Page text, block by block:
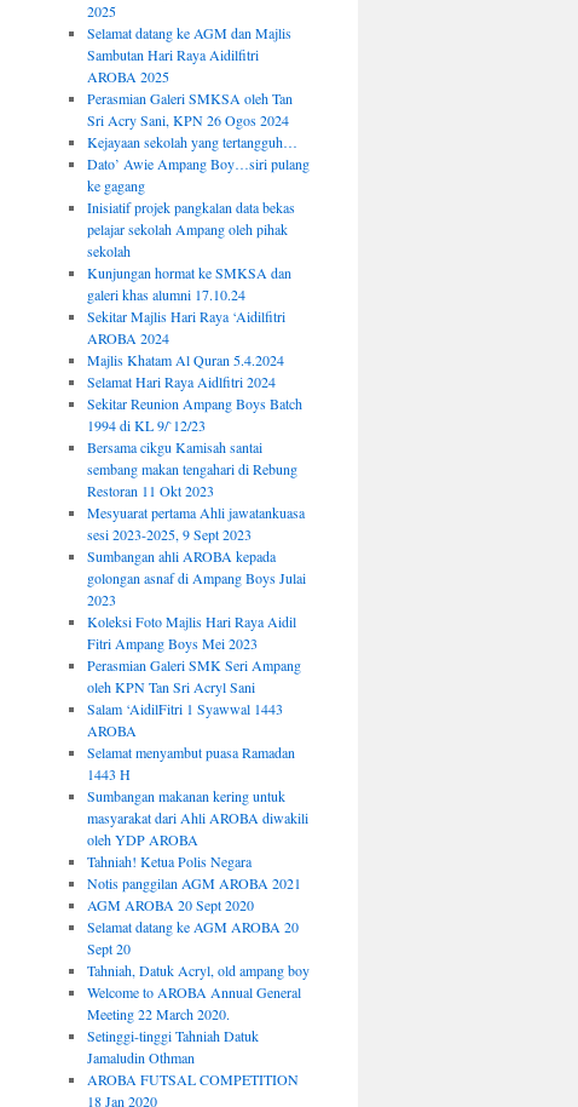
2025
Selamat datang ke AGM dan Majlis
Sambutan Hari Raya Aidilfitri
AROBA 2025
Perasmian Galeri SMKSA oleh Tan
Sri Acry Sani, KPN 26 Ogos 2024
Kejayaan sekolah yang tertangguh…
Dato’ Awie Ampang Boy…siri pulang
ke gagang
Inisiatif projek pangkalan data bekas
pelajar sekolah Ampang oleh pihak
sekolah
Kunjungan hormat ke SMKSA dan
galeri khas alumni 17.10.24
Sekitar Majlis Hari Raya ‘Aidilfitri
AROBA 2024
Majlis Khatam Al Quran 5.4.2024
Selamat Hari Raya Aidlfitri 2024
Sekitar Reunion Ampang Boys Batch
1994 di KL 9/`12/23
Bersama cikgu Kamisah santai
sembang makan tengahari di Rebung
Restoran 11 Okt 2023
Mesyuarat pertama Ahli jawatankuasa
sesi 2023-2025, 9 Sept 2023
Sumbangan ahli AROBA kepada
golongan asnaf di Ampang Boys Julai
2023
Koleksi Foto Majlis Hari Raya Aidil
Fitri Ampang Boys Mei 2023
Perasmian Galeri SMK Seri Ampang
oleh KPN Tan Sri Acryl Sani
Salam ‘AidilFitri 1 Syawwal 1443
AROBA
Selamat menyambut puasa Ramadan
1443 H
Sumbangan makanan kering untuk
masyarakat dari Ahli AROBA diwakili
oleh YDP AROBA
Tahniah! Ketua Polis Negara
Notis panggilan AGM AROBA 2021
AGM AROBA 20 Sept 2020
Selamat datang ke AGM AROBA 20
Sept 20
Tahniah, Datuk Acryl, old ampang boy
Welcome to AROBA Annual General
Meeting 22 March 2020.
Setinggi-tinggi Tahniah Datuk
Jamaludin Othman
AROBA FUTSAL COMPETITION
18 Jan 2020